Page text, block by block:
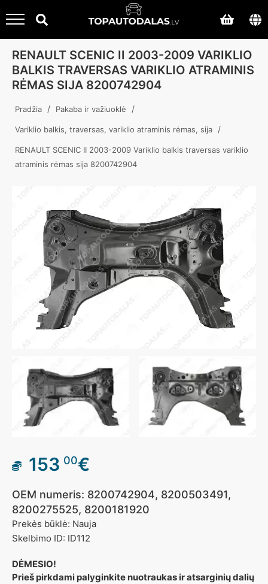
RENAULT SCENIC II 2003-2009 VARIKLIO
BALKIS TRAVERSAS VARIKLIO ATRAMINIS
RĖMAS SIJA 8200742904
Pradžia / Pakaba ir važiuoklė /
Variklio balkis, traversas, variklio atraminis rėmas, sija /
RENAULT SCENIC II 2003-2009 Variklio balkis traversas variklio
atraminis rėmas sija 8200742904
153 00€
OEM numeris: 8200742904, 8200503491,
8200275525, 8200181920
Prekės būklė: Nauja
Skelbimo ID: ID112
DĖMESIO!
Prieš pirkdami palyginkite nuotraukas ir atsarginių dalių